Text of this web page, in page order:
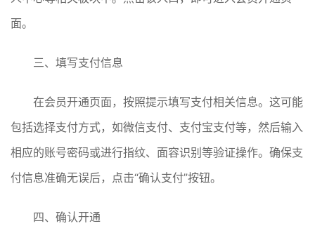
面。
三、填写支付信息
在会员开通页面，按照提示填写支付相关信息。这可能
包括选择支付方式，如微信支付、支付宝支付等，然后输入
相应的账号密码或进行指纹、面容识别等验证操作。确保支
付信息准确无误后，点击“确认支付”按钮。
四、确认开通